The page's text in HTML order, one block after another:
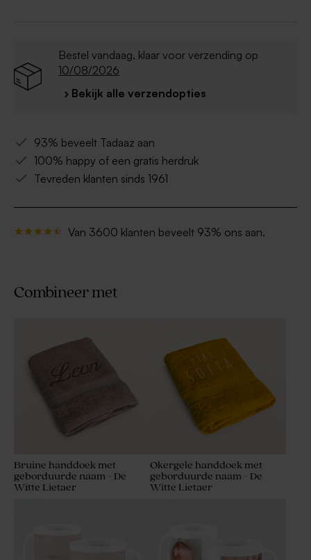
Bestel vandaag, klaar voor verzending op
10/08/2026
› Bekijk alle verzendopties
93% beveelt Tadaaz aan
100% happy of een gratis herdruk
Tevreden klanten sinds 1961
Van 3600 klanten beveelt 93% ons aan.
Combineer met
Bruine handdoek met
geborduurde naam - De
Witte Lietaer
Okergele handdoek met
geborduurde naam - De
Witte Lietaer